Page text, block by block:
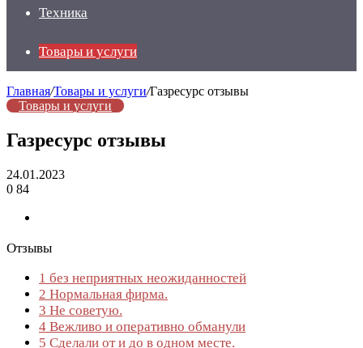
Техника
Товары и услуги
Главная/Товары и услуги/Газресурс отзывы
Товары и услуги
Газресурс отзывы
24.01.2023
0 84
Отзывы
1 без неприятных неожиданностей
2 Нормальная фирма.
3 Не советую.
4 Вежливо и оперативно обманули
5 Сделали от и до в одном месте.